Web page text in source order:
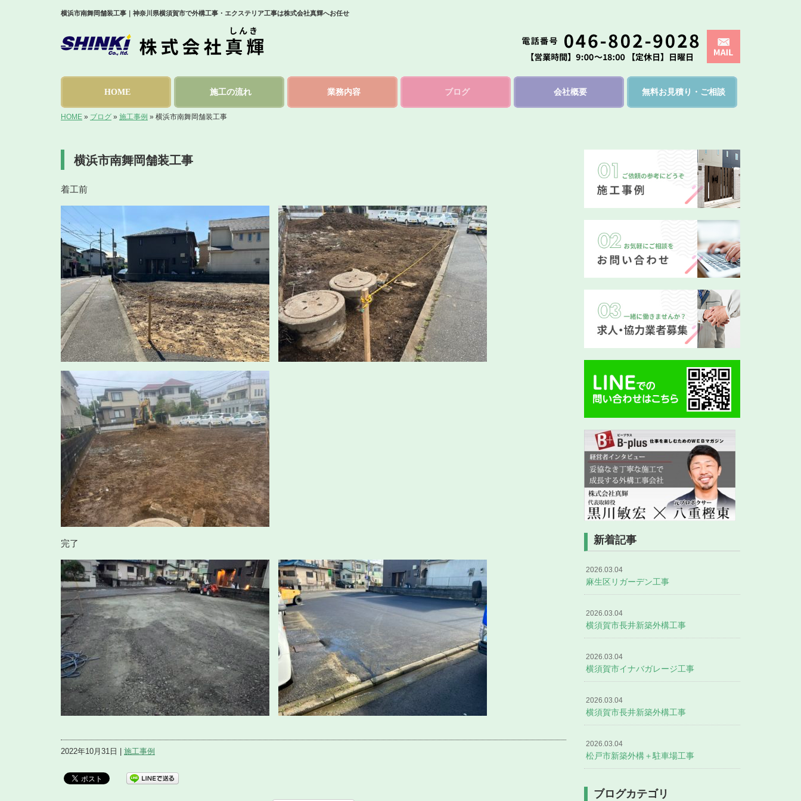
横浜市南舞岡舗装工事｜神奈川県横須賀市で外構工事・エクステリア工事は株式会社真輝へお任せ
HOME 施工の流れ 業務内容 ブログ 会社概要 無料お見積り・ご相談
HOME » ブログ » 施工事例 » 横浜市南舞岡舗装工事
横浜市南舞岡舗装工事
着工前
完了
2022年10月31日 | 施工事例
新着記事
2026.03.04
麻生区リガーデン工事
2026.03.04
横須賀市長井新築外構工事
2026.03.04
横須賀市イナバガレージ工事
2026.03.04
横須賀市長井新築外構工事
2026.03.04
松戸市新築外構＋駐車場工事
ブログカテゴリ